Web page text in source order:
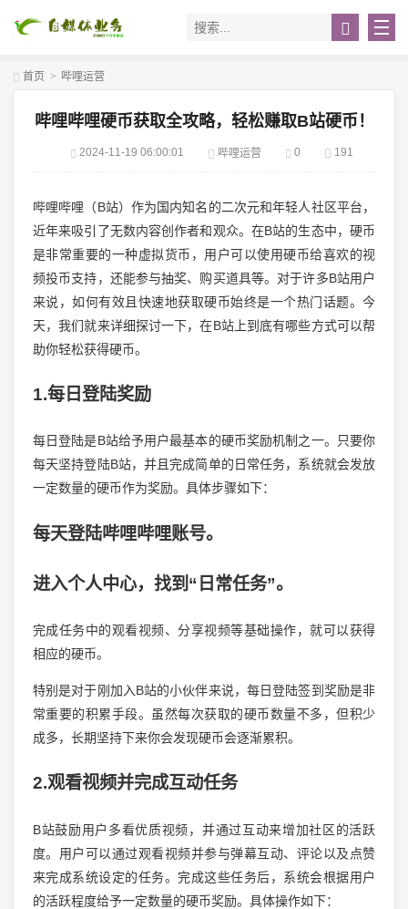
首页 > 哔哩运营
哔哩哔哩硬币获取全攻略，轻松赚取B站硬币！
2024-11-19 06:00:01 哔哩运营 0 191
哔哩哔哩（B站）作为国内知名的二次元和年轻人社区平台，
近年来吸引了无数内容创作者和观众。在B站的生态中，硬币
是非常重要的一种虚拟货币，用户可以使用硬币给喜欢的视
频投币支持，还能参与抽奖、购买道具等。对于许多B站用户
来说，如何有效且快速地获取硬币始终是一个热门话题。今
天，我们就来详细探讨一下，在B站上到底有哪些方式可以帮
助你轻松获得硬币。
1.每日登陆奖励
每日登陆是B站给予用户最基本的硬币奖励机制之一。只要你
每天坚持登陆B站，并且完成简单的日常任务，系统就会发放
一定数量的硬币作为奖励。具体步骤如下：
每天登陆哔哩哔哩账号。
进入个人中心，找到“日常任务”。
完成任务中的观看视频、分享视频等基础操作，就可以获得
相应的硬币。
特别是对于刚加入B站的小伙伴来说，每日登陆签到奖励是非
常重要的积累手段。虽然每次获取的硬币数量不多，但积少
成多，长期坚持下来你会发现硬币会逐渐累积。
2.观看视频并完成互动任务
B站鼓励用户多看优质视频，并通过互动来增加社区的活跃
度。用户可以通过观看视频并参与弹幕互动、评论以及点赞
来完成系统设定的任务。完成这些任务后，系统会根据用户
的活跃程度给予一定数量的硬币奖励。具体操作如下：